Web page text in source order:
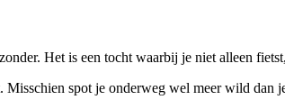
Het is een tocht waarbij je niet alleen
spot je onderweg wel meer wild dan